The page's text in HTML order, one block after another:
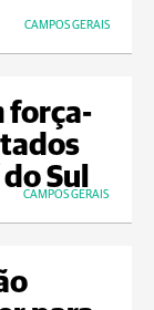
CAMPOS GERAIS
força-
Sul
CAMPOS GERAIS